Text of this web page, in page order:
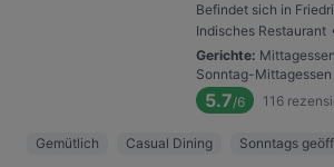
Befindet sich in
Indisches Restaurant
Gerichte:
Sonntag-Mittagessen
5.7/6 116
Gemütlich Casual Dining Sonntags